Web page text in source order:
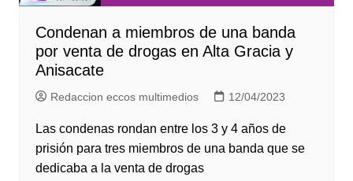
Condenan a miembros de una banda
por venta de drogas en Alta Gracia y
Anisacate
Redaccion eccos multimedios 12/04/2023
Las condenas rondan entre los 3 y 4 años de
prisión para tres miembros de una banda que se
dedicaba a la venta de drogas